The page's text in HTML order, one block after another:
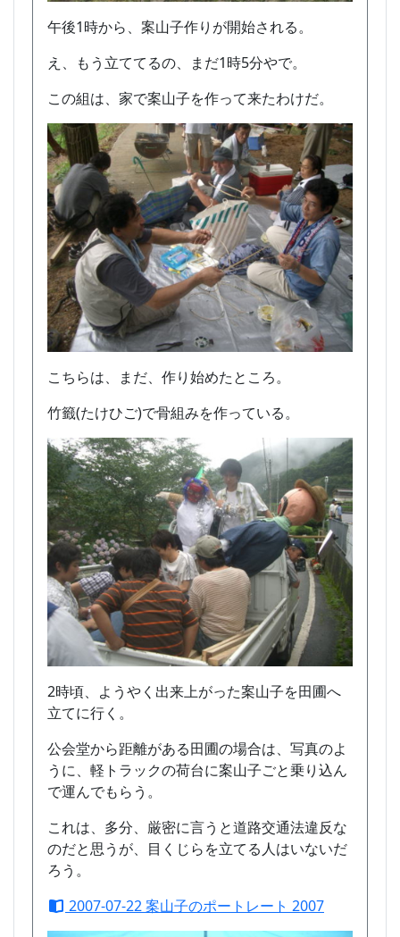
午後1時から、案山子作りが開始される。
え、もう立ててるの、まだ1時5分やで。
この組は、家で案山子を作って来たわけだ。
こちらは、まだ、作り始めたところ。
竹籤(たけひご)で骨組みを作っている。
2時頃、ようやく出来上がった案山子を田圃へ
立てに行く。
公会堂から距離がある田圃の場合は、写真のよ
うに、軽トラックの荷台に案山子ごと乗り込ん
で運んでもらう。
これは、多分、厳密に言うと道路交通法違反な
のだと思うが、目くじらを立てる人はいないだ
ろう。
2007-07-22 案山子のポートレート 2007